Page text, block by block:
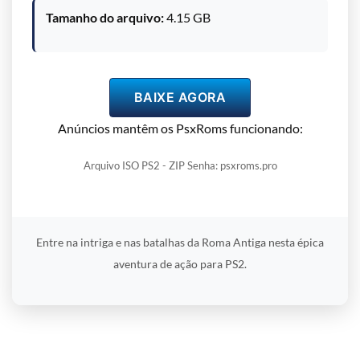
Tamanho do arquivo:4.15 GB
BAIXE AGORA
Anúncios mantêm os PsxRoms funcionando:
Arquivo ISO PS2 - ZIP Senha: psxroms.pro
Entre na intriga e nas batalhas da Roma Antiga nesta épica
aventura de ação para PS2.